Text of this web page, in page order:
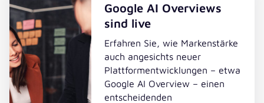
Google AI Overviews
sind live
Erfahren Sie, wie Markenstärke
auch angesichts neuer
Plattformentwicklungen – etwa
Google AI Overview – einen
entscheidenden